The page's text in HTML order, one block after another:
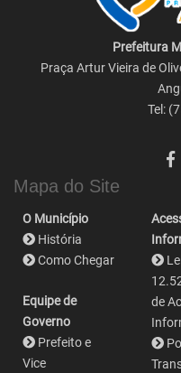
Prefeitura
Praça Artur Vieira de
Tel:
Mapa do Site
O Município
História
Como Chegar
Equipe de
Governo
Prefeito e
Vice
de